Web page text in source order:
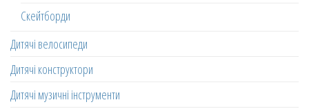
Скейтборди
Дитячі велосипеди
Дитячі конструктори
Дитячі музичні інструменти